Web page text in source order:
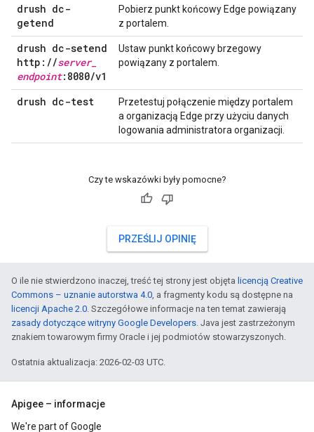
drush dc-
getend
Pobierz punkt końcowy Edge powiązany
z portalem.
drush dc-setend
http: //server_
endpoint:8080/v1
Ustaw punkt końcowy brzegowy
powiązany z portalem.
drush dc-test
Przetestuj połączenie między portalem
a organizacją Edge przy użyciu danych
logowania administratora organizacji.
Czy te wskazówki były pomocne?
PRZEŚLIJ OPINIĘ
O ile nie stwierdzono inaczej, treść tej strony jest objęta licencją Creative
Commons – uznanie autorstwa 4.0, a fragmenty kodu są dostępne na
licencji Apache 2.0. Szczegółowe informacje na ten temat zawierają
zasady dotyczące witryny Google Developers. Java jest zastrzeżonym
znakiem towarowym firmy Oracle i jej podmiotów stowarzyszonych.
Ostatnia aktualizacja: 2026-02-03 UTC.
Apigee – informacje
We're part of Google